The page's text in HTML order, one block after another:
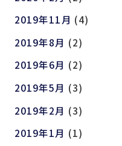
2019年11月 (4)
2019年8月 (2)
2019年6月 (2)
2019年5月 (3)
2019年2月 (3)
2019年1月 (1)